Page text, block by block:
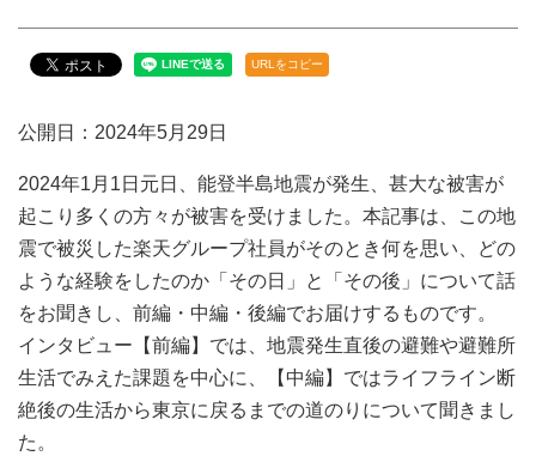
URLをコピー
公開日：2024年5月29日
2024年1月1日元日、能登半島地震が発生、甚大な被害が
起こり多くの方々が被害を受けました。本記事は、この地
震で被災した楽天グループ社員がそのとき何を思い、どの
ような経験をしたのか「その日」と「その後」について話
をお聞きし、前編・中編・後編でお届けするものです。
インタビュー【前編】では、地震発生直後の避難や避難所
生活でみえた課題を中心に、【中編】ではライフライン断
絶後の生活から東京に戻るまでの道のりについて聞きまし
た。